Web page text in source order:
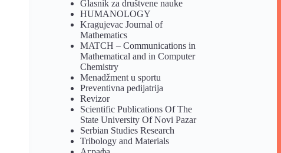
Glasnik za društvene nauke
HUMANOLOGY
Kragujevac Journal of
Mathematics
MATCH – Communications in
Mathematical and in Computer
Chemistry
Menadžment u sportu
Preventivna pedijatrija
Revizor
Scientific Publications Of The
State University Of Novi Pazar
Serbian Studies Research
Tribology and Materials